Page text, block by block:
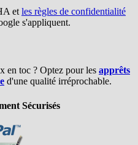
et les règles de confidentialité
s'appliquent.
en toc ? Optez pour les apprêts
d'une qualité irréprochable.
Sécurisés